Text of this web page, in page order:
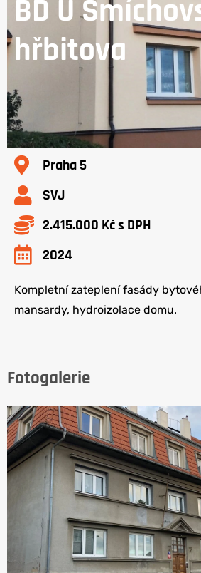
BD U
hřbitova
Praha 5
SVJ
2.415.000 Kč s DPH
2024
Kompletní zateplení fasády
mansardy, hydroizolace domu.
Fotogalerie